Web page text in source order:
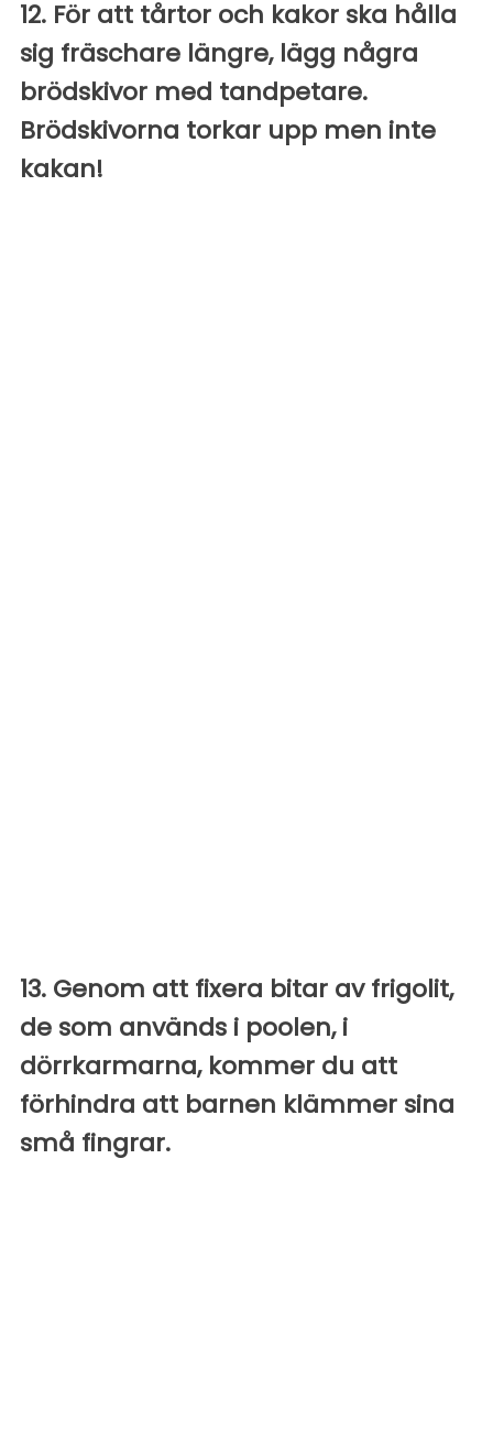
12. För att tårtor och kakor ska hålla
sig fräschare längre, lägg några
brödskivor med tandpetare.
Brödskivorna torkar upp men inte
kakan!
13. Genom att fixera bitar av frigolit,
de som används i poolen, i
dörrkarmarna, kommer du att
förhindra att barnen klämmer sina
små fingrar.